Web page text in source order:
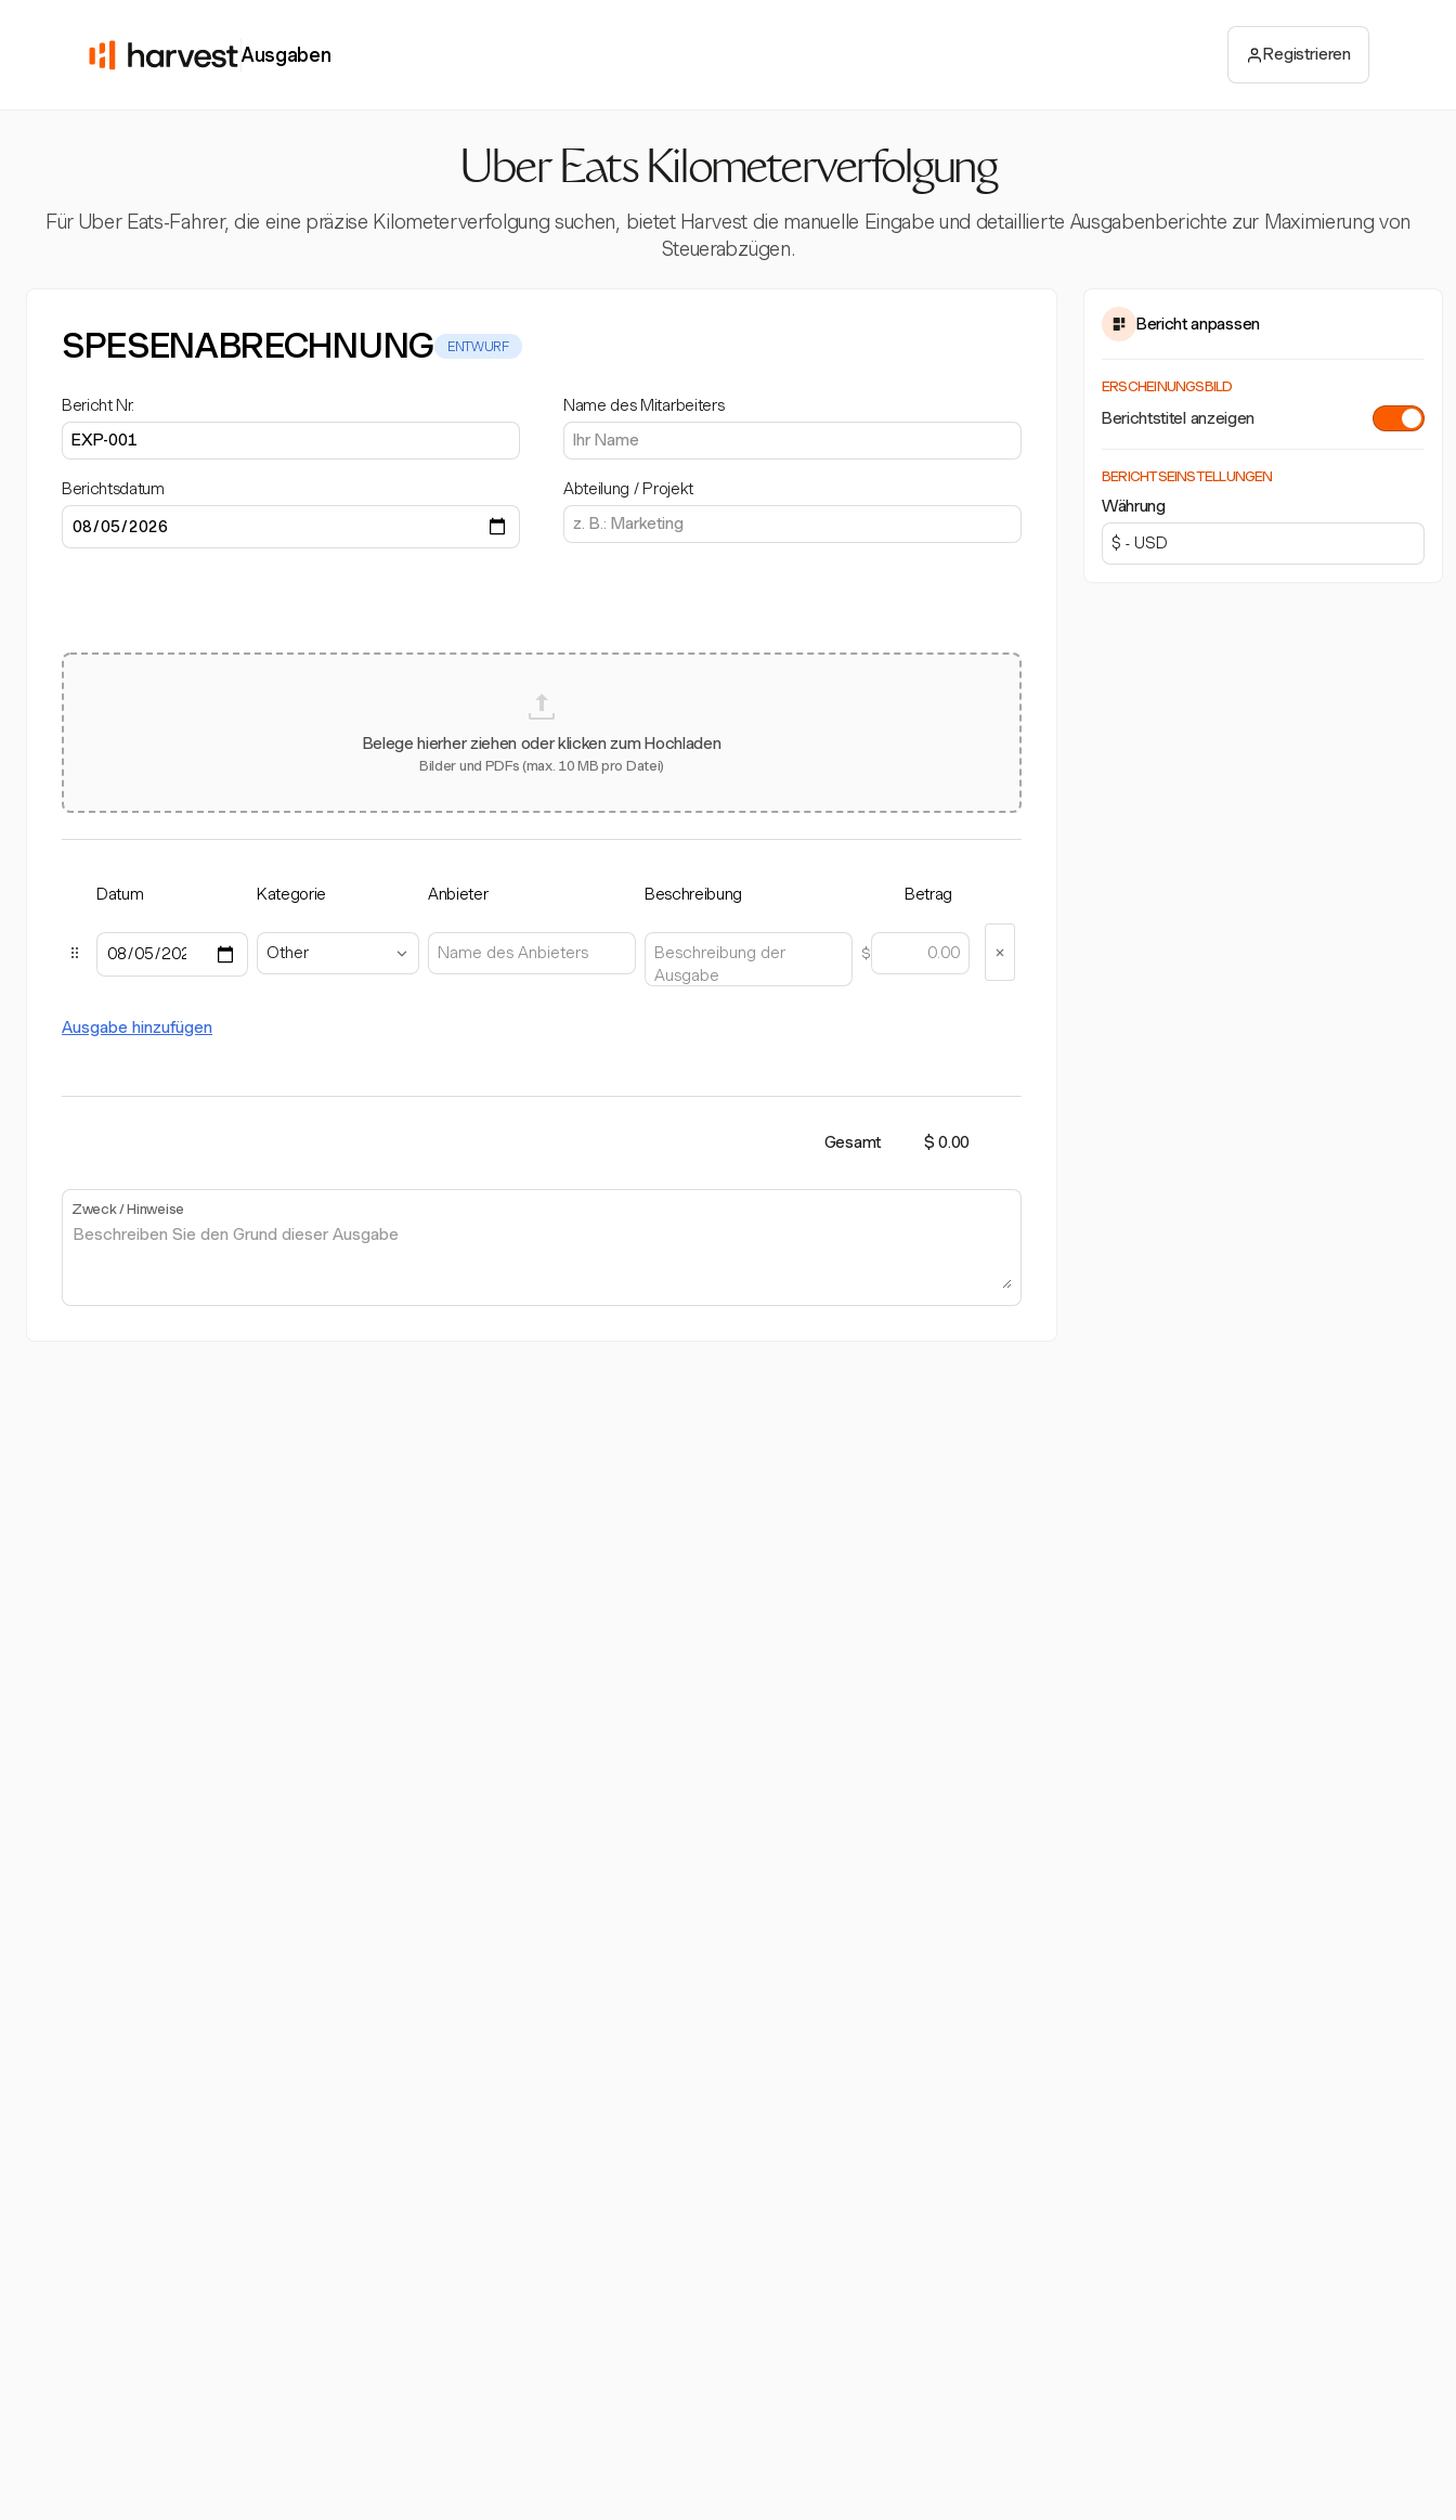
Ausgaben Registrieren
Uber Eats Kilometerverfolgung
Für Uber Eats-Fahrer, die eine präzise Kilometerverfolgung suchen, bietet Harvest die manuelle Eingabe und detaillierte Ausgabenberichte zur Maximierung von
Steuerabzügen.
SPESENABRECHNUNG ENTWURF
Bericht Nr.
Berichtsdatum
Name des Mitarbeiters
Abteilung / Projekt
Belege hierher ziehen oder klicken zum Hochladen
Bilder und PDFs (max. 10 MB pro Datei)
Datum Kategorie Anbieter Beschreibung Betrag
Other $
Ausgabe hinzufügen
Gesamt $ 0.00
Zweck / Hinweise
Bericht anpassen
ERSCHEINUNGSBILD
Berichtstitel anzeigen
BERICHTSEINSTELLUNGEN
Währung